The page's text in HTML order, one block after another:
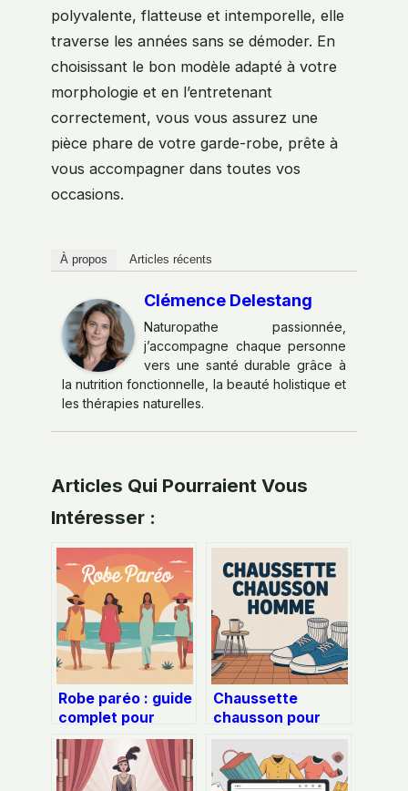
polyvalente, flatteuse et intemporelle, elle
traverse les années sans se démoder. En
choisissant le bon modèle adapté à votre
morphologie et en l’entretenant
correctement, vous vous assurez une
pièce phare de votre garde-robe, prête à
vous accompagner dans toutes vos
occasions.
À propos Articles récents
Clémence Delestang
Naturopathe passionnée,
j’accompagne chaque personne
vers une santé durable grâce à
la nutrition fonctionnelle, la beauté holistique et
les thérapies naturelles.
Articles Qui Pourraient Vous
Intéresser :
Robe paréo : guide
complet pour
choisir et porter
cette pièce
estivale
Chaussette
chausson pour
pour avoir enfin
chaud aux pieds